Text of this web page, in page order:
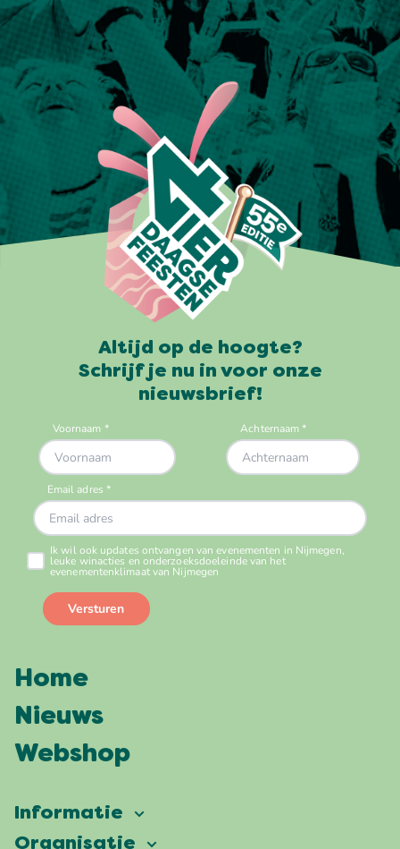
Altijd op de hoogte?
Schrijf je nu in voor onze
nieuwsbrief!
Home
Nieuws
Webshop
Informatie
Vierdaagsefeesten
Organisatie